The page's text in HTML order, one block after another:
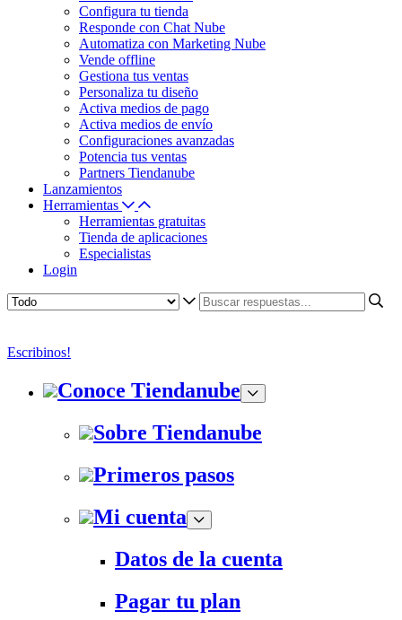
Configura tu tienda
Responde con Chat Nube
Automatiza con Marketing Nube
Vende offline
Gestiona tus ventas
Personaliza tu diseño
Activa medios de pago
Activa medios de envío
Configuraciones avanzadas
Potencia tus ventas
Partners Tiendanube
Lanzamientos
Herramientas
Herramientas gratuitas
Tienda de aplicaciones
Especialistas
Login
Escribinos!
Conoce Tiendanube
Sobre Tiendanube
Primeros pasos
Mi cuenta
Datos de la cuenta
Pagar tu plan